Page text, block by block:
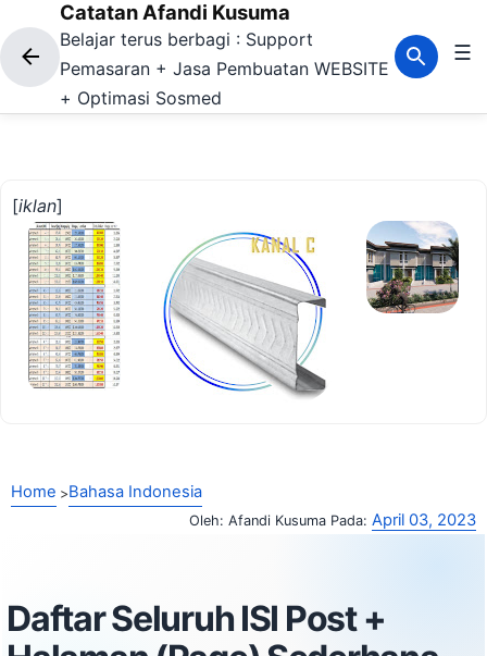
Langsung ke konten utama
Catatan Afandi Kusuma
Belajar terus berbagi : Support
Pemasaran + Jasa Pembuatan WEBSITE
+ Optimasi Sosmed
☰
[iklan]
Home Bahasa Indonesia
Oleh: Afandi Kusuma Pada: April 03, 2023
Daftar Seluruh ISI Post +